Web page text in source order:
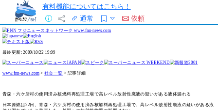
有料機能についてはこちら！
通常
依頼